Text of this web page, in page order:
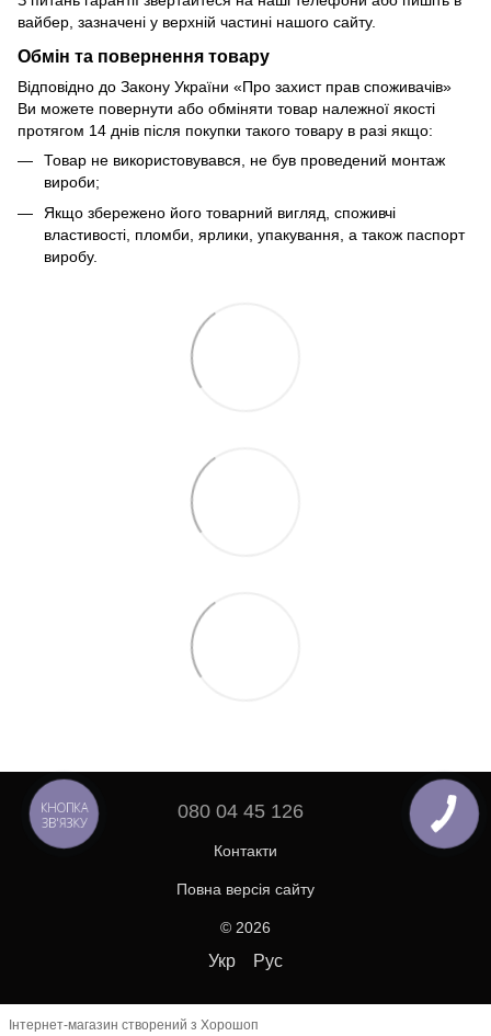
вайбер, зазначені у верхній частині нашого сайту.
Обмін та повернення товару
Відповідно до Закону України «Про захист прав споживачів»
Ви можете повернути або обміняти товар належної якості
протягом 14 днів після покупки такого товару в разі якщо:
Товар не використовувався, не був проведений монтаж
вироби;
Якщо збережено його товарний вигляд, споживчі
властивості, пломби, ярлики, упакування, а також паспорт
виробу.
080 04 45 126
Контакти
Повна версія сайту
© 2026
Укр Рус
Інтернет-магазин створений з Хорошоп
КНОПКА
ЗВ'ЯЗКУ